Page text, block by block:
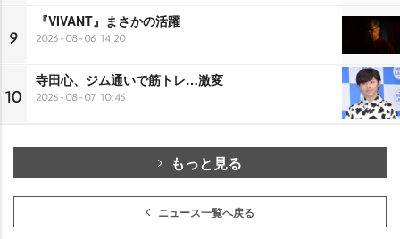
9
『VIVANT』まさかの活躍
2026-08-06 14:20
10
寺田心、ジム通いで筋トレ…激変
2026-08-07 10:46
もっと見る
ニュース一覧へ戻る